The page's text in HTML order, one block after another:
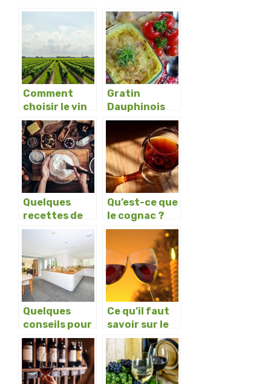
Comment
choisir le vin
blanc a servir
a ses
convives ?
Gratin
Dauphinois
Traditionnel :
comment
preparer
cette
specialite ?
Quelques
recettes de
cookies
faciles a faire
Qu’est-ce que
le cognac ?
Comment le
Quelques
conseils pour
travailler
efficacement
dans la
cuisine
Ce qu’il faut
savoir sur le
vin Petrus